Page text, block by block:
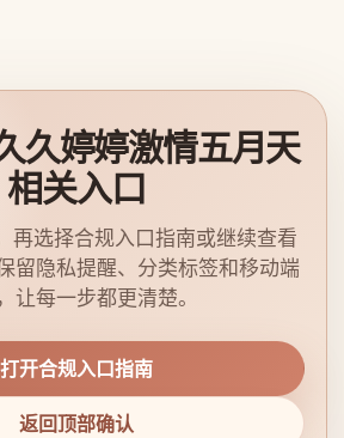
久婷婷激情五月天
相关入口
再选择合规入口指南或继续查看
留隐私提醒、分类标签和移动端
让每一步都更清楚。
打开合规入口指南
返回顶部确认